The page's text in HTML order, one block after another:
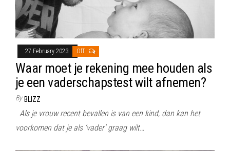
27 February 2023 Off
Waar moet je rekening mee houden als
je een vaderschapstest wilt afnemen?
By BLIZZ
Als je vrouw recent bevallen is van een kind, dan kan het
voorkomen dat je als ‘vader’ graag wilt…